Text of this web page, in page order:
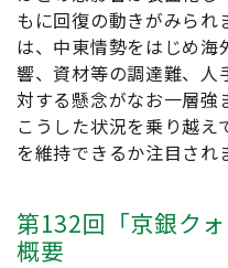
もに回復の動きがみられ
は、中東情勢をはじめ
響、資材等の調達難、人
対する懸念がなお一層強
こうした状況を乗り越
を維持できるか注目され
第132回「京銀ク
概要